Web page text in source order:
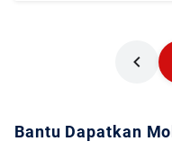
Bantu Dapatkan